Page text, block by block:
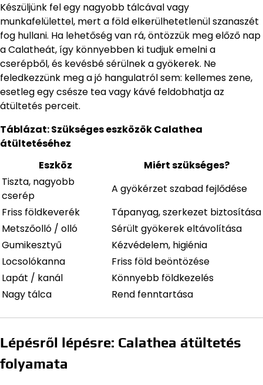
Készüljünk fel egy nagyobb tálcával vagy
munkafelülettel, mert a föld elkerülhetetlenül szanaszét
fog hullani. Ha lehetőség van rá, öntözzük meg előző nap
a Calatheát, így könnyebben ki tudjuk emelni a
cserépből, és kevésbé sérülnek a gyökerek. Ne
feledkezzünk meg a jó hangulatról sem: kellemes zene,
esetleg egy csésze tea vagy kávé feldobhatja az
átültetés perceit.
Táblázat: Szükséges eszközök Calathea
átültetéséhez
Eszköz
Miért szükséges?
Tiszta, nagyobb
cserép
A gyökérzet szabad fejlődése
Friss földkeverék
Tápanyag, szerkezet biztosítása
Metszőolló / olló
Sérült gyökerek eltávolítása
Gumikesztyű
Kézvédelem, higiénia
Locsolókanna
Friss föld beöntözése
Lapát / kanál
Könnyebb földkezelés
Nagy tálca
Rend fenntartása
Lépésről lépésre: Calathea átültetés
folyamata